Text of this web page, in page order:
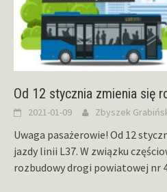
Od 12 stycznia zmienia się
2021-01-09 Zbyszek
Uwaga pasażerowie! Od 12
jazdy linii L37. W związku
rozbudowy drogi powiatowej nr